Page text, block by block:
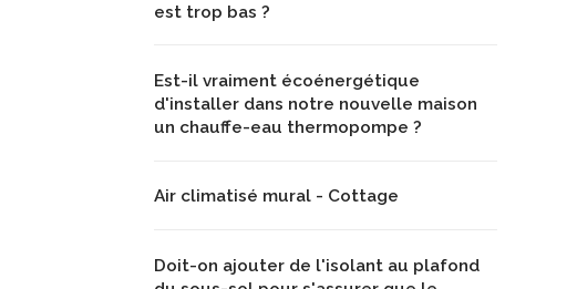
est trop bas ?
Est-il vraiment écoénergétique
d'installer dans notre nouvelle maison
un chauffe-eau thermopompe ?
Air climatisé mural - Cottage
Doit-on ajouter de l'isolant au plafond